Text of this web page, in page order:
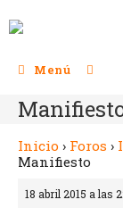
Menú
Inicio › Foros ›
Manifiesto
18 abril 2015 a las